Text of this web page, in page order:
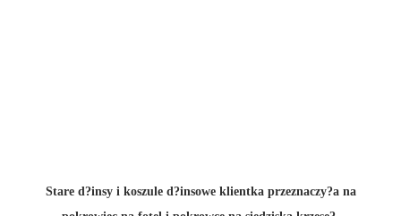
Stare d?insy i koszule d?insowe klientka przeznaczy?a na